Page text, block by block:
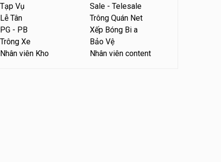
– hỗ trợ ăn ở
Quán bánh đa cua
Tuyển nhân viên sale,
Tạp Vụ
Sale - Telesale
Lễ Tân
Trông Quán Net
PG - PB
Xếp Bóng Bi a
Trông Xe
Bảo Vệ
Nhân viên Kho Nhân viên content